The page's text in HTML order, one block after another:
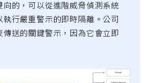
向的，可以從進階威脅偵測系統
執行嚴重警示的即時隔離。公司
傳送的關鍵警示，因為它會立即